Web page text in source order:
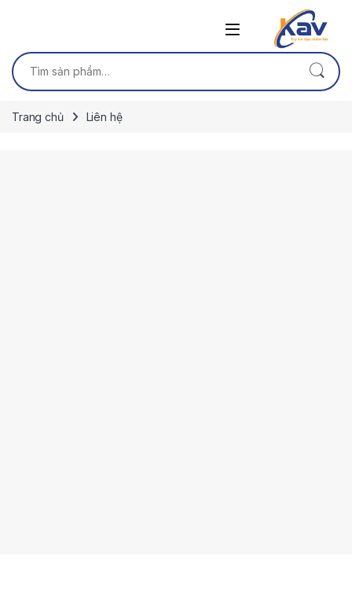
Tìm kiếm:
Trang chủ Liên hệ